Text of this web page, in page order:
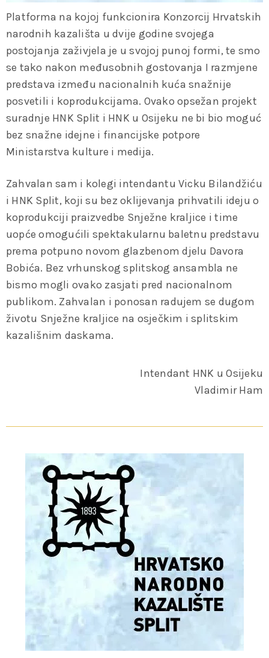
Platforma na kojoj funkcionira Konzorcij Hrvatskih
narodnih kazališta u dvije godine svojega
postojanja zaživjela je u svojoj punoj formi, te smo
se tako nakon međusobnih gostovanja I razmjene
predstava između nacionalnih kuća snažnije
posvetili i koprodukcijama. Ovako opsežan projekt
suradnje HNK Split i HNK u Osijeku ne bi bio moguć
bez snažne idejne i financijske potpore
Ministarstva kulture i medija.
Zahvalan sam i kolegi intendantu Vicku Bilandžiću
i HNK Split, koji su bez oklijevanja prihvatili ideju o
koprodukciji praizvedbe Snježne kraljice i time
uopće omogućili spektakularnu baletnu predstavu
prema potpuno novom glazbenom djelu Davora
Bobića. Bez vrhunskog splitskog ansambla ne
bismo mogli ovako zasjati pred nacionalnom
publikom. Zahvalan i ponosan radujem se dugom
životu Snježne kraljice na osječkim i splitskim
kazališnim daskama.
Intendant HNK u Osijeku
Vladimir Ham